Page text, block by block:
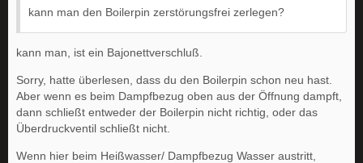
kann man den Boilerpin zerstörungsfrei zerlegen?
kann man, ist ein Bajonettverschluß.
Sorry, hatte überlesen, dass du den Boilerpin schon neu hast.
Aber wenn es beim Dampfbezug oben aus der Öffnung dampft,
dann schließt entweder der Boilerpin nicht richtig, oder das
Überdruckventil schließt nicht.
Wenn hier beim Heißwasser/ Dampfbezug Wasser austritt,